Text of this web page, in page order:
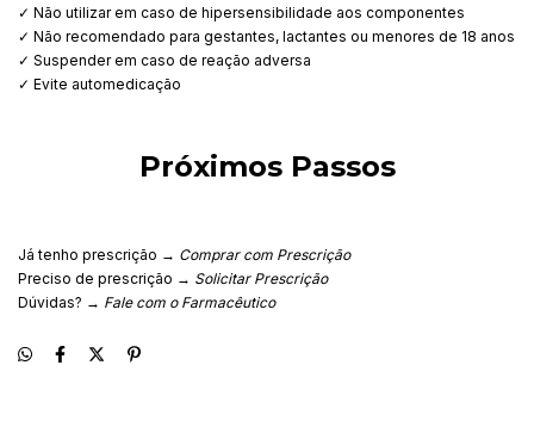
✓ Não utilizar em caso de hipersensibilidade aos componentes
✓ Não recomendado para gestantes, lactantes ou menores de 18 anos
✓ Suspender em caso de reação adversa
✓ Evite automedicação
Próximos Passos
Já tenho prescrição → Comprar com Prescrição
Preciso de prescrição → Solicitar Prescrição
Dúvidas? → Fale com o Farmacêutico